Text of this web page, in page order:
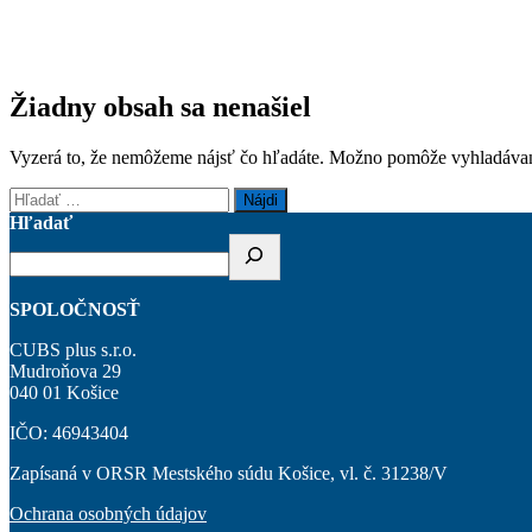
Žiadny obsah sa nenašiel
Vyzerá to, že nemôžeme nájsť čo hľadáte. Možno pomôže
Hľadať:
Hľadať
SPOLOČNOSŤ
CUBS plus s.r.o.
Mudroňova 29
040 01 Košice
IČO: 46943404
Zapísaná v ORSR Mestského súdu Košice, vl. č. 31238/V
Ochrana osobných údajov